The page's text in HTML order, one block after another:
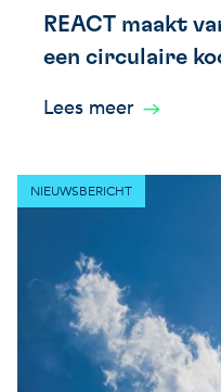
REACT maakt
een circulaire
Lees meer
NIEUWSBERICHT